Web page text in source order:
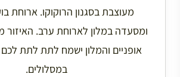
מעוצבת בסגנון הרוקוקו. ארוחת
ומסעדה במלון לארוחת ערב. האיזור
אופניים והמלון ישמח לתת לתת לכם
במסלולים.